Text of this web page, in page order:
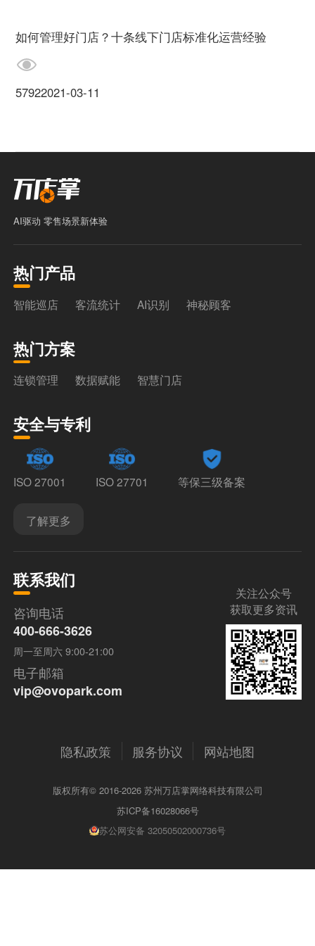
如何管理好门店？十条线下门店标准化运营经验
57922021-03-11
AI驱动 零售场景新体验
热门产品
智能巡店 客流统计 AI识别 神秘顾客
热门方案
连锁管理 数据赋能 智慧门店
安全与专利
ISO 27001 ISO 27701 等保三级备案
了解更多
联系我们
咨询电话
400-666-3626
周一至周六 9:00-21:00
电子邮箱
vip@ovopark.com
关注公众号
获取更多资讯
隐私政策 服务协议 网站地图
版权所有© 2016-2026 苏州万店掌网络科技有限公司
苏ICP备16028066号
苏公网安备 32050502000736号